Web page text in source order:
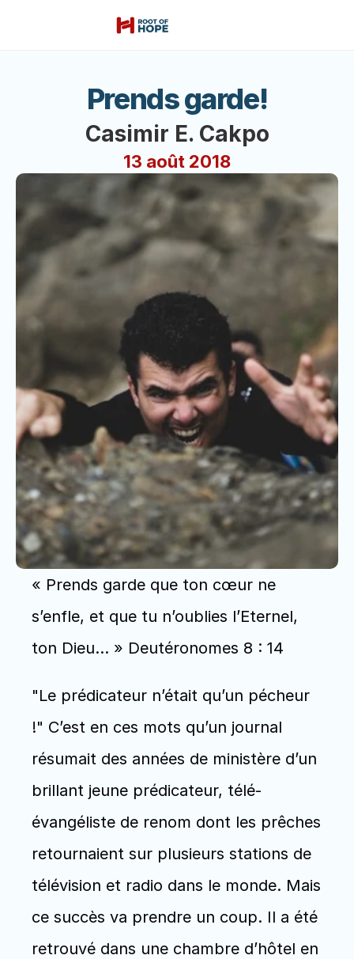
Prends garde!
Casimir E. Cakpo
13 août 2018
« Prends garde que ton cœur ne
s’enfle, et que tu n’oublies l’Eternel,
ton Dieu… » Deutéronomes 8 : 14
"Le prédicateur n’était qu’un pécheur
!" C’est en ces mots qu’un journal
résumait des années de ministère d’un
brillant jeune prédicateur, télé-
évangéliste de renom dont les prêches
retournaient sur plusieurs stations de
télévision et radio dans le monde. Mais
ce succès va prendre un coup. Il a été
retrouvé dans une chambre d’hôtel en